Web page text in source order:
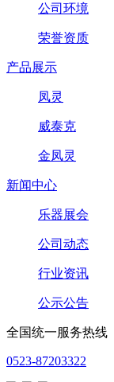
公司环境
荣誉资质
产品展示
凤灵
威泰克
金凤灵
新闻中心
乐器展会
公司动态
行业资讯
公示公告
全国统一服务热线
0523-87203322